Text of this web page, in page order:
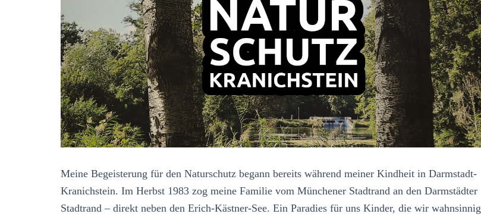
t u
d
m
Meine Begeisterung für den Naturschutz begann bereits während meiner Kindheit in Darmstadt-
Kranichstein. Im Herbst 1983 zog meine Familie vom Münchener Stadtrand an den Darmstädter
Stadtrand – direkt neben den Erich-Kästner-See. Ein Paradies für uns Kinder, die wir wahnsinnig